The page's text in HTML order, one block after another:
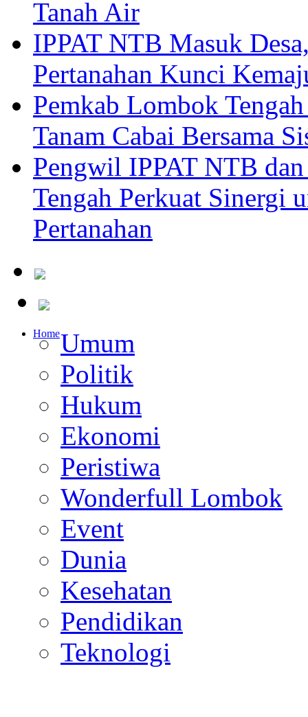
Tanah Air
IPPAT NTB Masuk
Pertanahan Kunci
Pemkab Lombok
Tanam Cabai Bersama
Pengwil IPPAT NTB
Tengah Perkuat Sinergi
Pertanahan
HomeUmum
Politik
Hukum
Ekonomi
Peristiwa
Wonderfull Lombok
Event
Dunia
Kesehatan
Pendidikan
Teknologi